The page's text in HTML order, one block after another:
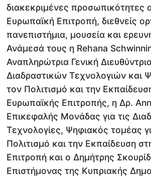
διακεκριμένες προσωπικότητες
Ευρωπαϊκή Επιτροπή, διεθνείς
πανεπιστήμια, μουσεία και
Ανάμεσά τους η Rehana
Αναπληρώτρια Γενική
Διαδραστικών Τεχνολογιών και
τον Πολιτισμό και την
Ευρωπαϊκής Επιτροπής, η Δρ.
Επικεφαλής Μονάδας για τις
Τεχνολογίες, Ψηφιακός τομέας
Πολιτισμό και την Εκπαίδευση
Επιτροπή και ο Δημήτρης
Επιστήμονας της Κυπριακής